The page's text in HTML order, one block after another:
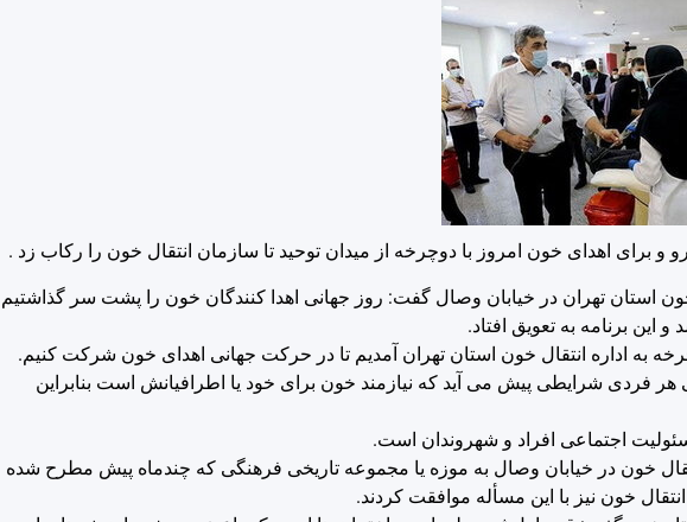
برای اهدای خون امروز با دوچرخه از میدان توحید تا سازمان انتقال خون را رکاب زد .
استان تهران در خیابان وصال گفت: روز جهانی اهدا کنندگان خون را پشت سر گذاشتیم
برنامه به تعویق افتاد.
به اداره انتقال خون استان تهران آمدیم تا در حرکت جهانی اهدای خون شرکت کنیم.
فردی شرایطی پیش می آید که نیازمند خون برای خود یا اطرافیانش است بنابراین
اجتماعی افراد و شهروندان است.
ساختمان قدیمی و ۱۱۰ ساله سازمان انتقال خون در خیابان وصال به موزه یا مجموعه تاریخی فرهنگی که چندماه پیش مطرح شده
خون نیز با این مسأله موافقت کردند.